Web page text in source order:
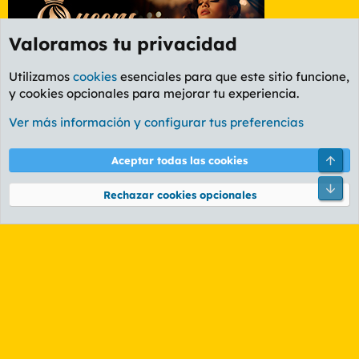
Foro General
Cookies
PL OLDSTYLE AMARILLO
Términos y reglas Política de privacidad Ayuda
Community platform by XenForo® © 2010-2026 XenForo Ltd.
Valoramos tu privacidad
Utilizamos cookies esenciales para que este sitio funcione,
y cookies opcionales para mejorar tu experiencia.
Ver más información y configurar tus preferencias
Aceptar todas las cookies
Rechazar cookies opcionales
Pie